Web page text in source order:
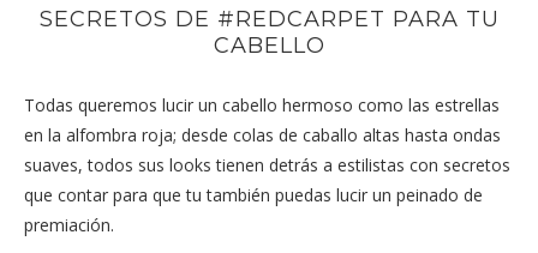
SECRETOS DE #REDCARPET PARA TU
CABELLO
Todas queremos lucir un cabello hermoso como las estrellas
en la alfombra roja; desde colas de caballo altas hasta ondas
suaves, todos sus looks tienen detrás a estilistas con secretos
que contar para que tu también puedas lucir un peinado de
premiación.